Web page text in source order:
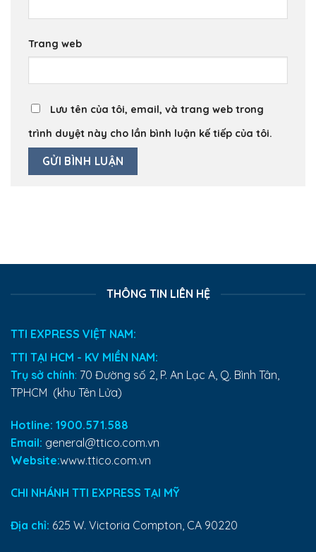
Trang web
Lưu tên của tôi, email, và trang web trong
trình duyệt này cho lần bình luận kế tiếp của tôi.
THÔNG TIN LIÊN HỆ
TTI EXPRESS VIỆT NAM:
TTI TẠI HCM - KV MIỀN NAM:
Trụ sở chính: 70 Đường số 2, P. An Lạc A, Q. Bình Tân,
TPHCM (khu Tên Lửa)
Hotline: 1900.571.588
Email: general@ttico.com.vn
Website:www.ttico.com.vn
CHI NHÁNH TTI EXPRESS TẠI MỸ
Địa chỉ: 625 W. Victoria Compton, CA 90220